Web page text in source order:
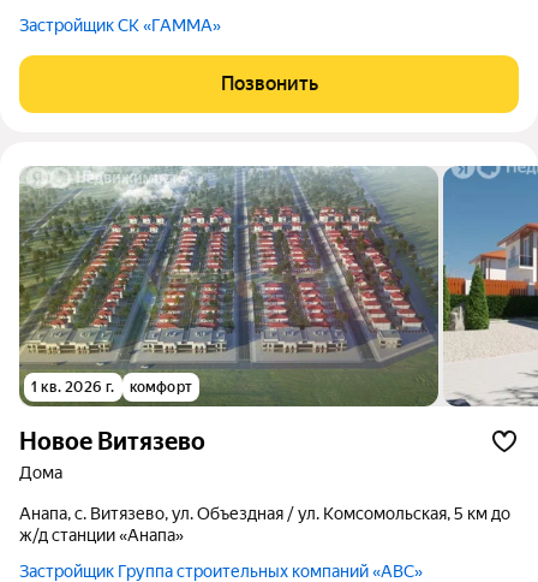
Застройщик СК «ГАММА»
Позвонить
1 кв. 2026 г. комфорт
Новое Витязево
дома
Анапа, с. Витязево, ул. Объездная / ул. Комсомольская, 5 км до
ж/д станции «Анапа»
Застройщик Группа строительных компаний «АВС»